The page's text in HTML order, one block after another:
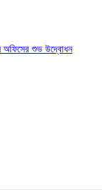
অফিসের শুভ উদ্বোধন